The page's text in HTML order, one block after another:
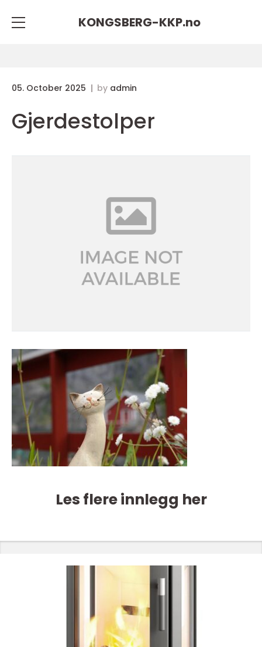
KONGSBERG-KKP.no
05. October 2025 by admin
Gjerdestolper
Les flere innlegg her